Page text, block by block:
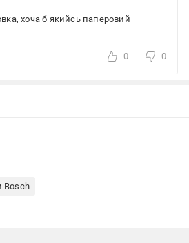
хоча б якийсь паперовий
0 0
Bosch